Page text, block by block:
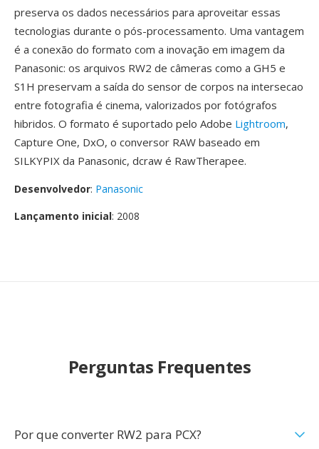
preserva os dados necessários para aproveitar essas
tecnologias durante o pós-processamento. Uma vantagem
é a conexão do formato com a inovação em imagem da
Panasonic: os arquivos RW2 de câmeras como a GH5 e
S1H preservam a saída do sensor de corpos na intersecao
entre fotografia é cinema, valorizados por fotógrafos
hibridos. O formato é suportado pelo Adobe Lightroom,
Capture One, DxO, o conversor RAW baseado em
SILKYPIX da Panasonic, dcraw é RawTherapee.
Desenvolvedor: Panasonic
Lançamento inicial: 2008
Perguntas Frequentes
Por que converter RW2 para PCX?